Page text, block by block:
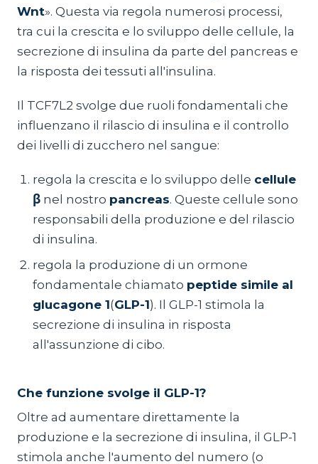
Wnt». Questa via regola numerosi processi,
tra cui la crescita e lo sviluppo delle cellule, la
secrezione di insulina da parte del pancreas e
la risposta dei tessuti all'insulina.
Il TCF7L2 svolge due ruoli fondamentali che
influenzano il rilascio di insulina e il controllo
dei livelli di zucchero nel sangue:
regola la crescita e lo sviluppo delle cellule
β nel nostro pancreas. Queste cellule sono
responsabili della produzione e del rilascio
di insulina.
regola la produzione di un ormone
fondamentale chiamato peptide simile al
glucagone 1(GLP-1). Il GLP-1 stimola la
secrezione di insulina in risposta
all'assunzione di cibo.
Che funzione svolge il GLP-1?
Oltre ad aumentare direttamente la
produzione e la secrezione di insulina, il GLP-1
stimola anche l'aumento del numero (o